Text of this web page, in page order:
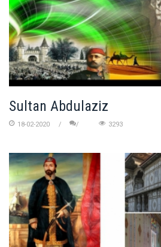
Sultan Abdulaziz
18-02-2020 3293